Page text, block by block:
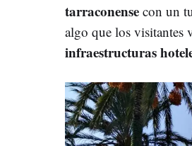
tarraconense con un
algo que los visitantes
infraestructuras